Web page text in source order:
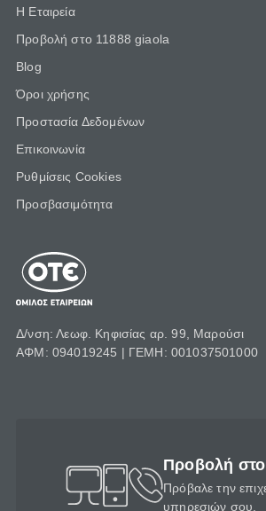
Η Εταιρεία
Προβολή στο 11888 giaola
Blog
Όροι χρήσης
Προστασία Δεδομένων
Επικοινωνία
Ρυθμίσεις Cookies
Προσβασιμότητα
Δ/νση: Λεωφ. Κηφισίας αρ. 99, Μαρούσι
ΑΦΜ: 094019245 | ΓΕΜΗ: 001037501000
Προβολή
Πρόβαλε την
υπηρεσιών σου.